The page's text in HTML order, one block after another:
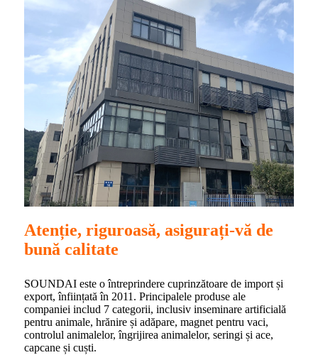
Atenție, riguroasă, asigurați-vă de
bună calitate
SOUNDAI este o întreprindere cuprinzătoare de import și
export, înființată în 2011. Principalele produse ale
companiei includ 7 categorii, inclusiv inseminare artificială
pentru animale, hrănire și adăpare, magnet pentru vaci,
controlul animalelor, îngrijirea animalelor, seringi și ace,
capcane și cuști.